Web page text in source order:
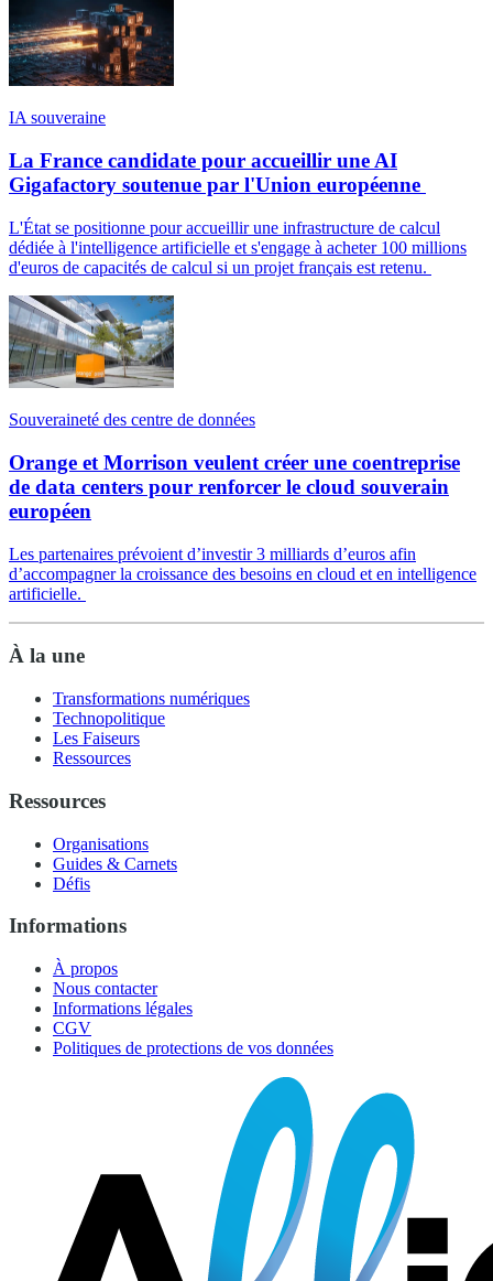
IA souveraine
La France candidate pour accueillir une AI
Gigafactory soutenue par l'Union européenne
L'État se positionne pour accueillir une infrastructure de calcul
dédiée à l'intelligence artificielle et s'engage à acheter 100 millions
d'euros de capacités de calcul si un projet français est retenu.
Souveraineté des centre de données
Orange et Morrison veulent créer une coentreprise
de data centers pour renforcer le cloud souverain
européen
Les partenaires prévoient d’investir 3 milliards d’euros afin
d’accompagner la croissance des besoins en cloud et en intelligence
artificielle.
À la une
Transformations numériques
Technopolitique
Les Faiseurs
Ressources
Ressources
Organisations
Guides & Carnets
Défis
Informations
À propos
Nous contacter
Informations légales
CGV
Politiques de protections de vos données